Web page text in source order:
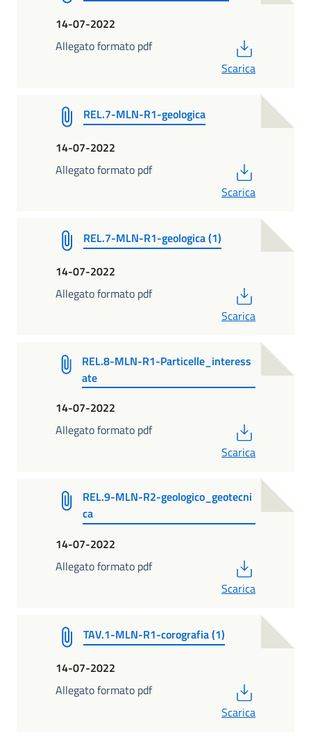
14-07-2022
Allegato formato pdf
Scarica
REL.7-MLN-R1-geologica
14-07-2022
Allegato formato pdf
Scarica
REL.7-MLN-R1-geologica (1)
14-07-2022
Allegato formato pdf
Scarica
REL.8-MLN-R1-Particelle_interess
ate
14-07-2022
Allegato formato pdf
Scarica
REL.9-MLN-R2-geologico_geotecni
ca
14-07-2022
Allegato formato pdf
Scarica
TAV.1-MLN-R1-corografia (1)
14-07-2022
Allegato formato pdf
Scarica